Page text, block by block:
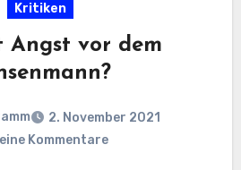
Kritiken
Angst vor dem
2. November 2021
Kommentare